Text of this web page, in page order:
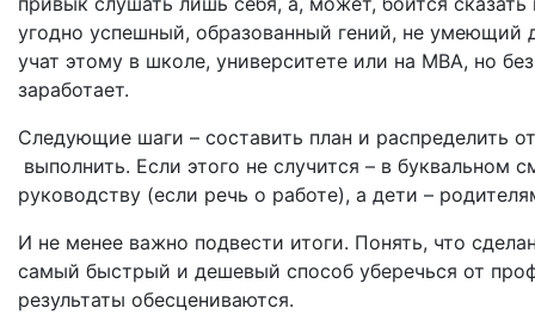
угодно успешный, образованный гений, не умеющий
учат этому в школе, университете или на МВА, но
заработает.
Следующие шаги – составить план и распределить
выполнить. Если этого не случится – в
руководству (если речь о работе), а дети –
И не менее важно подвести итоги. Понять, что
самый быстрый и дешевый способ уберечься от
результаты обесцениваются.